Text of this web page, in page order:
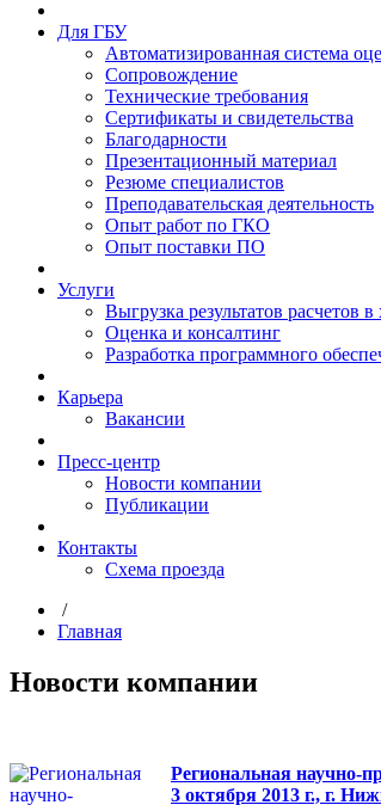
Для ГБУ
Автоматизированная система
Сопровождение
Технические требования
Сертификаты и свидетельства
Благодарности
Презентационный материал
Резюме специалистов
Преподавательская деятельность
Опыт работ по ГКО
Опыт поставки ПО
Услуги
Выгрузка результатов расчетов
Оценка и консалтинг
Разработка программного
Карьера
Вакансии
Пресс-центр
Новости компании
Публикации
Контакты
Схема проезда
/
Главная
Новости компании
Региональная научно-
3 октября 2013 г., г.